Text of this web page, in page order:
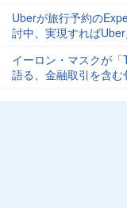
Uberが旅行予約の
討中、実現すれば
イーロン・マスクが
語る、金融取引を含